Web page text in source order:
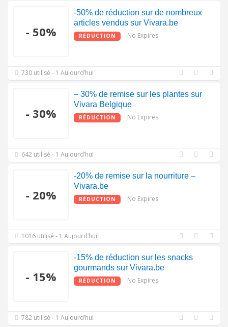
- 50%
-50% de réduction sur de nombreux
articles vendus sur Vivara.be
RÉDUCTION No Expires
730 utilisé - 1 Aujourd’hui
- 30%
– 30% de remise sur les plantes sur
Vivara Belgique
RÉDUCTION No Expires
642 utilisé - 1 Aujourd’hui
- 20%
-20% de remise sur la nourriture –
Vivara.be
RÉDUCTION No Expires
1016 utilisé - 1 Aujourd’hui
- 15%
-15% de réduction sur les snacks
gourmands sur Vivara.be
RÉDUCTION No Expires
782 utilisé - 1 Aujourd’hui